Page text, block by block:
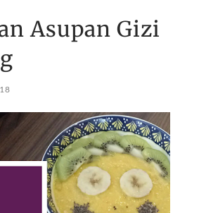
Asupan Gizi